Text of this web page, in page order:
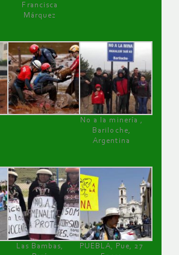
Francisca
Márquez
No a la minería ,
Bariloche,
Argentina
Las Bambas,
PUEBLA, Pue, 27